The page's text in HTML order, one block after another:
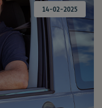
14-02-2025